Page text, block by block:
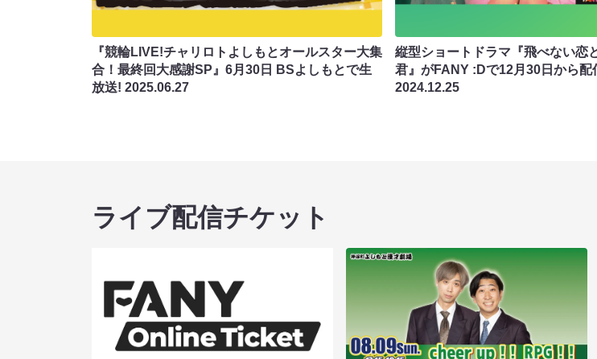
『競輪LIVE!チャリロトよしもとオールスター大集
合！最終回大感謝SP』6月30日 BSよしもとで生
放送! 2025.06.27
縦型ショートドラマ『飛べない恋
君』がFANY :Dで12月30日から配
2024.12.25
ライブ配信チケット